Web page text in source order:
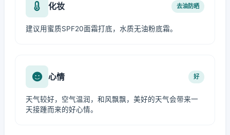
化妆 去油防晒
建议用蜜质SPF20面霜打底，水质无油粉底霜。
心情 好
天气较好，空气温润，和风飘飘，美好的天气会带来一
天接踵而来的好心情。